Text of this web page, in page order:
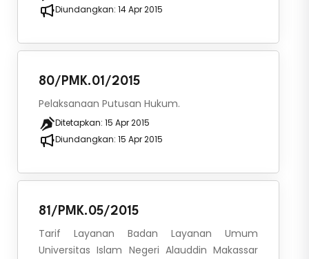
Diundangkan: 14 Apr 2015
80/PMK.01/2015
Pelaksanaan Putusan Hukum.
Ditetapkan: 15 Apr 2015
Diundangkan: 15 Apr 2015
81/PMK.05/2015
Tarif Layanan Badan Layanan Umum
Universitas Islam Negeri Alauddin Makassar